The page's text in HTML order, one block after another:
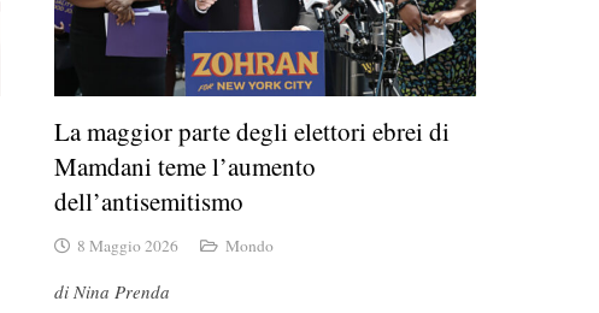
La maggior parte degli elettori ebrei di
Mamdani teme l’aumento
dell’antisemitismo
8 Maggio 2026 Mondo
di Nina Prenda